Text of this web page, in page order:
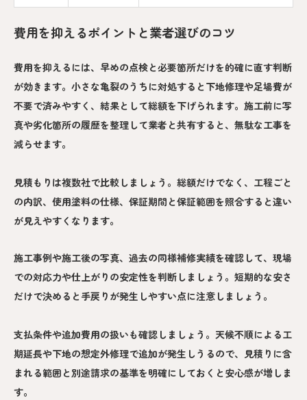
費用を抑えるポイントと業者選びのコツ
費用を抑えるには、早めの点検と必要箇所だけを的確に直す判断
が効きます。小さな亀裂のうちに対処すると下地修理や足場費が
不要で済みやすく、結果として総額を下げられます。施工前に写
真や劣化箇所の履歴を整理して業者と共有すると、無駄な工事を
減らせます。
見積もりは複数社で比較しましょう。総額だけでなく、工程ごと
の内訳、使用塗料の仕様、保証期間と保証範囲を照合すると違い
が見えやすくなります。
施工事例や施工後の写真、過去の同様補修実績を確認して、現場
での対応力や仕上がりの安定性を判断しましょう。短期的な安さ
だけで決めると手戻りが発生しやすい点に注意しましょう。
支払条件や追加費用の扱いも確認しましょう。天候不順による工
期延長や下地の想定外修理で追加が発生しうるので、見積りに含
まれる範囲と別途請求の基準を明確にしておくと安心感が増しま
す。